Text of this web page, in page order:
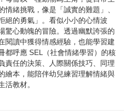
緒挑戰，像是「誠實的難題」、
絕的勇氣」。看似小小的心情波
驚心動魄的冒險。透過幽默誇張的
閱讀中獲得情感經驗，也能學習建
都呼應 SEL（社會情緒學習）的核
責任的決策、人際關係技巧、同理
繪本，能陪伴幼兒練習理解情緒與
活教材。